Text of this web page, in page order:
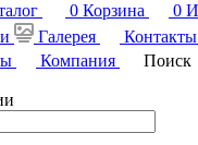
0 Корзина 0
Галерея Контакты
Компания
Поиск